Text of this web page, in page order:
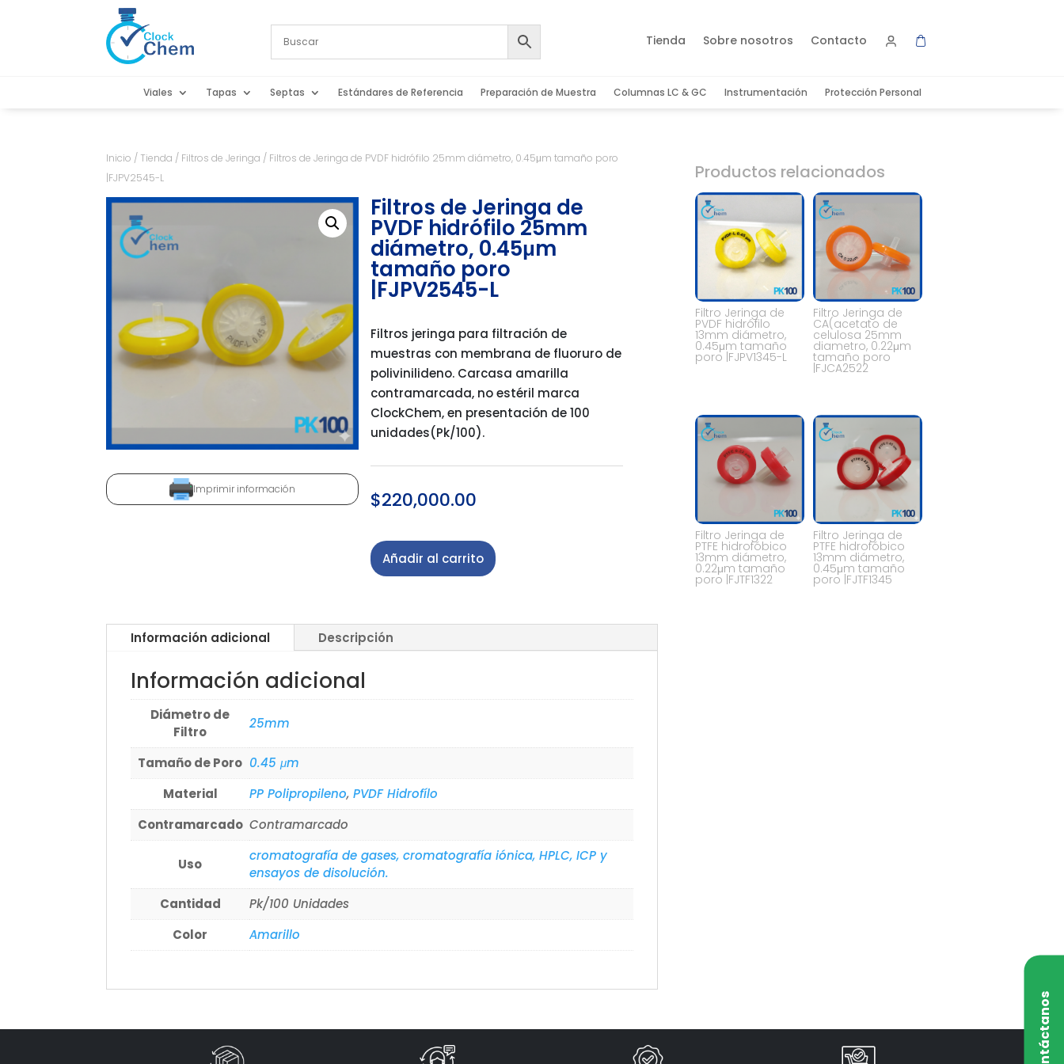
Tienda Sobre nosotros Contacto
Viales Tapas Septas Estándares de Referencia Preparación de Muestra Columnas LC & GC Instrumentación Protección Personal
Inicio / Tienda / Filtros de Jeringa / Filtros de Jeringa de PVDF hidrófilo 25mm diámetro, 0.45μm tamaño poro
|FJPV2545-L
Imprimir información
Filtros de Jeringa de
PVDF hidrófilo 25mm
diámetro, 0.45μm
tamaño poro
|FJPV2545-L
Filtros jeringa para filtración de
muestras con membrana de fluoruro de
polivinilideno. Carcasa amarilla
contramarcada, no estéril marca
ClockChem, en presentación de 100
unidades(Pk/100).
$220,000.00
Añadir al carrito
Información adicional Descripción
Información adicional
Diámetro de
Filtro
25mm
Tamaño de Poro 0.45 μm
Material
PP Polipropileno,PVDF Hidrofílo
Contramarcado Contramarcado
Uso
cromatografía de gases, cromatografía iónica, HPLC, ICP y
ensayos de disolución.
Cantidad
Pk/100 Unidades
Color
Amarillo
Productos relacionados
Filtro Jeringa de
PVDF hidrófilo
13mm diámetro,
0.45μm tamaño
poro |FJPV1345-L
Filtro Jeringa de
CA(acetato de
celulosa 25mm
diametro, 0.22μm
tamaño poro
|FJCA2522
Filtro Jeringa de
PTFE hidrofóbico
13mm diámetro,
0.22μm tamaño
poro |FJTF1322
Filtro Jeringa de
PTFE hidrofóbico
13mm diámetro,
0.45μm tamaño
poro |FJTF1345
Contáctanos